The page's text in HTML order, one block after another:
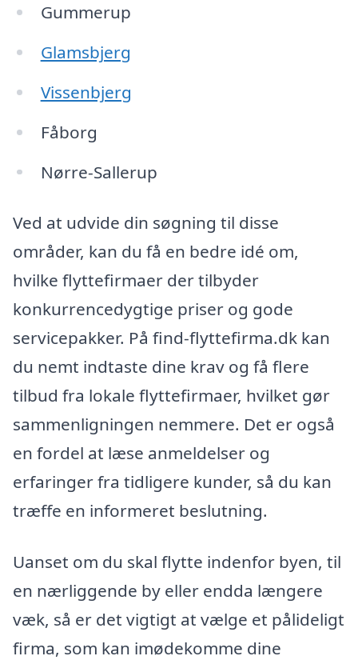
Gummerup
Glamsbjerg
Vissenbjerg
Fåborg
Nørre-Sallerup
Ved at udvide din søgning til disse
områder, kan du få en bedre idé om,
hvilke flyttefirmaer der tilbyder
konkurrencedygtige priser og gode
servicepakker. På find-flyttefirma.dk kan
du nemt indtaste dine krav og få flere
tilbud fra lokale flyttefirmaer, hvilket gør
sammenligningen nemmere. Det er også
en fordel at læse anmeldelser og
erfaringer fra tidligere kunder, så du kan
træffe en informeret beslutning.
Uanset om du skal flytte indenfor byen, til
en nærliggende by eller endda længere
væk, så er det vigtigt at vælge et pålideligt
firma, som kan imødekomme dine